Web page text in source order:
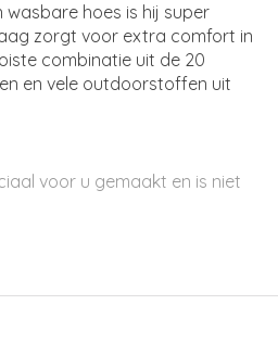
wasbare hoes is hij super
zorgt voor extra comfort in
combinatie uit de 20
en vele outdoorstoffen uit
voor u gemaakt en is niet